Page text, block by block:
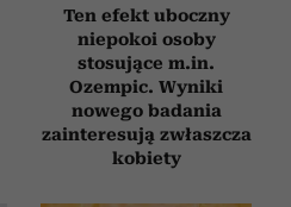
Ten efekt uboczny
niepokoi osoby
stosujące m.in.
Ozempic. Wyniki
nowego badania
zainteresują zwłaszcza
kobiety